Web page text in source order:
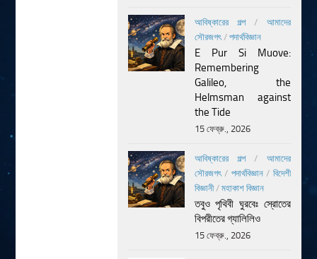
আবিষ্কারের গল্প/ আমাদের
সৌরজগৎ/ পদার্থবিজ্ঞান
E Pur Si Muove:
Remembering
Galileo, the
Helmsman against
the Tide
15 ফেব্রু., 2026
আবিষ্কারের গল্প/ আমাদের
সৌরজগৎ/ পদার্থবিজ্ঞান/ বিদেশী
বিজ্ঞানী/ মহাকাশ বিজ্ঞান
তবুও পৃথিবী ঘুরবেঃ স্রোতের
বিপরীতের গ্যালিলিও
15 ফেব্রু., 2026